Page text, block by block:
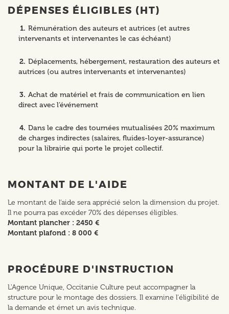
DÉPENSES ÉLIGIBLES (HT)
Rémunération des auteurs et autrices (et autres
intervenants et intervenantes le cas échéant)
Déplacements, hébergement, restauration des auteurs et
autrices (ou autres intervenants et intervenantes)
Achat de matériel et frais de communication en lien
direct avec l’événement
Dans le cadre des tournées mutualisées 20% maximum
de charges indirectes (salaires, fluides-loyer-assurance)
pour la librairie qui porte le projet collectif.
MONTANT DE L'AIDE
Le montant de l’aide sera apprécié selon la dimension du projet.
Il ne pourra pas excéder 70% des dépenses éligibles.
Montant plancher : 2450 €
Montant plafond : 8 000 €
PROCÉDURE D'INSTRUCTION
L'Agence Unique, Occitanie Culture peut accompagner la
structure pour le montage des dossiers. Il examine l'éligibilité de
la demande et émet un avis technique.